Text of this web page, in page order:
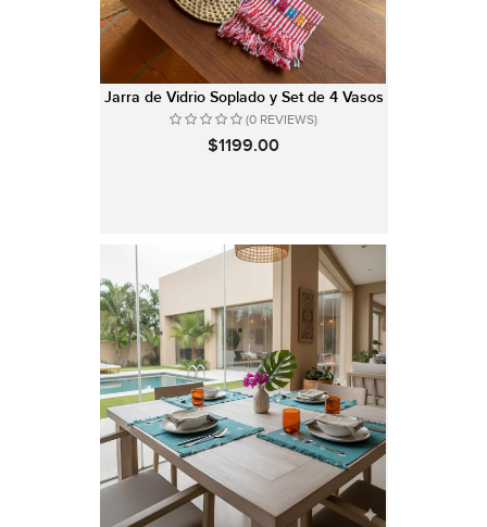
Jarra de Vidrio Soplado y Set de 4 Vasos
(0 REVIEWS)
$1199.00